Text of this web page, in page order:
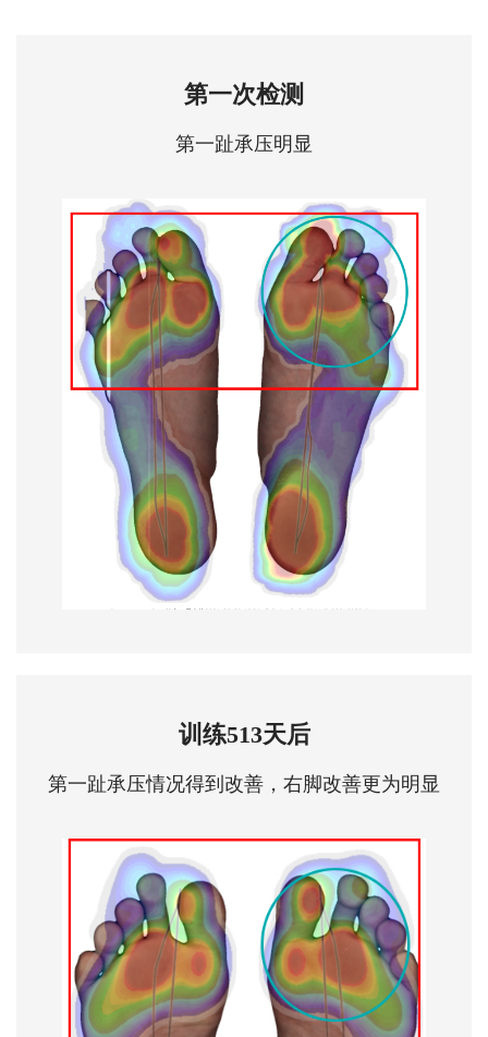
第一次检测
第一趾承压明显
训练513天后
第一趾承压情况得到改善，右脚改善更为明显